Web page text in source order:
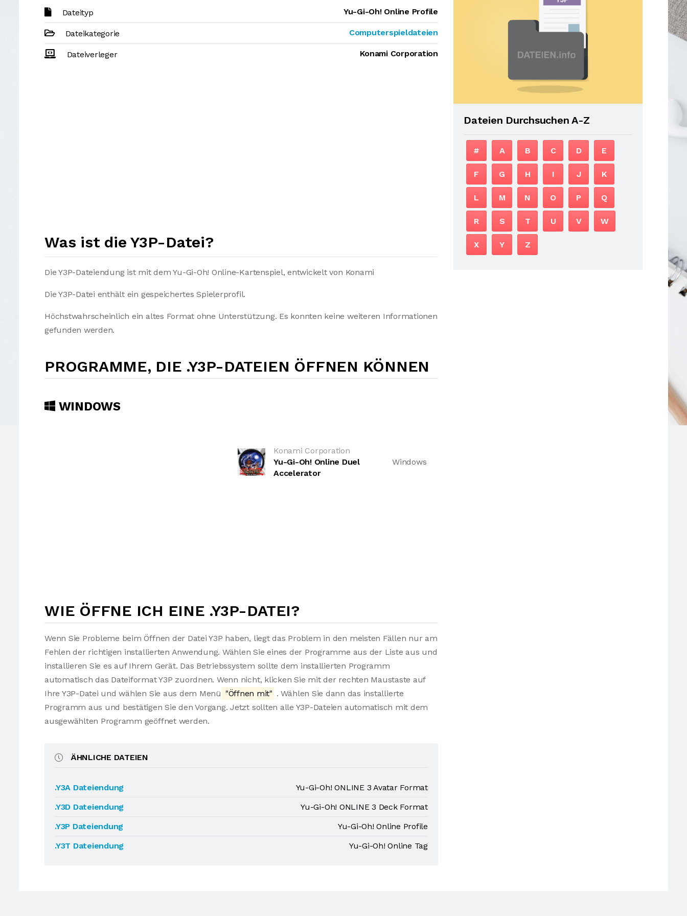
Dateityp Yu-Gi-Oh! Online Profile
Dateikategorie Computerspieldateien
Dateiverleger Konami Corporation
Was ist die Y3P-Datei?
Die Y3P-Dateiendung ist mit dem Yu-Gi-Oh! Online-Kartenspiel, entwickelt von Konami
Die Y3P-Datei enthält ein gespeichertes Spielerprofil.
Höchstwahrscheinlich ein altes Format ohne Unterstützung. Es konnten keine weiteren Informationen
gefunden werden.
PROGRAMME, DIE .Y3P-DATEIEN ÖFFNEN KÖNNEN
WINDOWS
Konami Corporation
Yu-Gi-Oh! Online Duel
Accelerator
Windows
WIE ÖFFNE ICH EINE .Y3P-DATEI?
Wenn Sie Probleme beim Öffnen der Datei Y3P haben, liegt das Problem in den meisten Fällen nur am
Fehlen der richtigen installierten Anwendung. Wählen Sie eines der Programme aus der Liste aus und
installieren Sie es auf Ihrem Gerät. Das Betriebssystem sollte dem installierten Programm
automatisch das Dateiformat Y3P zuordnen. Wenn nicht, klicken Sie mit der rechten Maustaste auf
Ihre Y3P-Datei und wählen Sie aus dem Menü "Öffnen mit" . Wählen Sie dann das installierte
Programm aus und bestätigen Sie den Vorgang. Jetzt sollten alle Y3P-Dateien automatisch mit dem
ausgewählten Programm geöffnet werden.
ÄHNLICHE DATEIEN
.Y3A Dateiendung
Yu-Gi-Oh! ONLINE 3 Avatar Format
.Y3D Dateiendung
Yu-Gi-Oh! ONLINE 3 Deck Format
.Y3P Dateiendung
Yu-Gi-Oh! Online Profile
.Y3T Dateiendung
Yu-Gi-Oh! Online Tag
Dateien Durchsuchen A-Z
# A B C D E
F G H I J K
L M N O P Q
R S T U V W
X Y Z